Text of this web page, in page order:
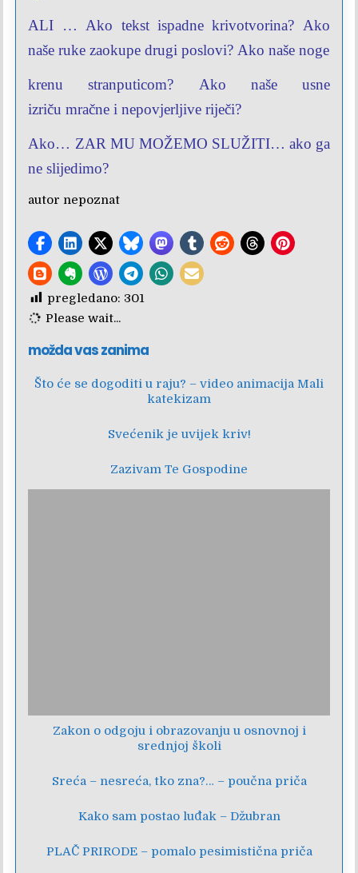
ALI … Ako tekst ispadnekrivotvorina? Ako
naše rukezaokupe drugi poslovi? Ako naše noge
krenu stranputicom? Ako naše usne
izričumračne i nepovjerljiveriječi?
Ako… ZAR MU MOŽEMO SLUŽITI… ako ga
neslijedimo?
autor nepoznat
pregledano: 301
Please wait...
možda vas zanima
Što će se dogoditi u raju? – video animacija Mali
katekizam
Svećenik je uvijek kriv!
Zazivam Te Gospodine
Zakon o odgoju i obrazovanju u osnovnoj i
srednjoj školi
Sreća – nesreća, tko zna?… – poučna priča
Kako sam postao luđak – Džubran
PLAČ PRIRODE – pomalo pesimistična priča